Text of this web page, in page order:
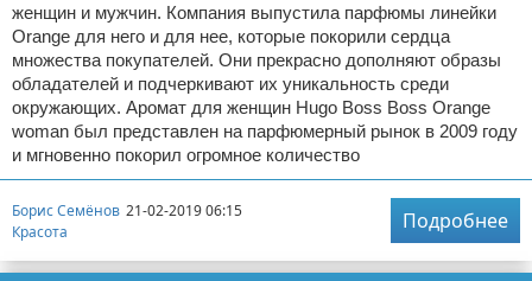
женщин и мужчин. Компания выпустила парфюмы линейки
Orange для него и для нее, которые покорили сердца
множества покупателей. Они прекрасно дополняют образы
обладателей и подчеркивают их уникальность среди
окружающих. Аромат для женщин Hugo Boss Boss Orange
woman был представлен на парфюмерный рынок в 2009 году
и мгновенно покорил огромное количество
Борис Семёнов 21-02-2019 06:15
Красота
Подробнее